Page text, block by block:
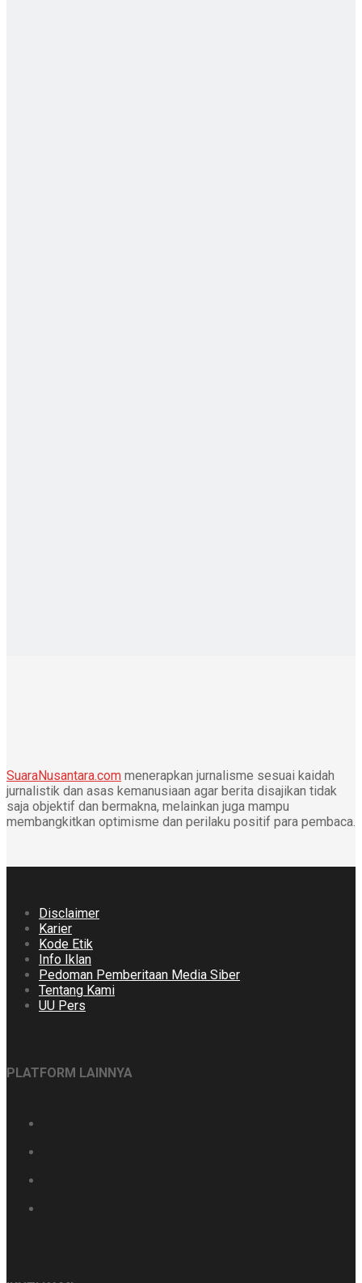
SuaraNusantara.com menerapkan jurnalisme sesuai kaidah
jurnalistik dan asas kemanusiaan agar berita disajikan tidak
saja objektif dan bermakna, melainkan juga mampu
membangkitkan optimisme dan perilaku positif para pembaca.
Disclaimer
Karier
Kode Etik
Info Iklan
Pedoman Pemberitaan Media Siber
Tentang Kami
UU Pers
PLATFORM LAINNYA